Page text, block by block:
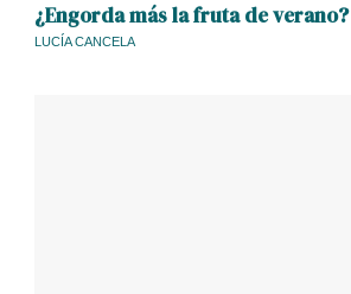
¿Engorda más la fruta de verano?
LUCÍA CANCELA